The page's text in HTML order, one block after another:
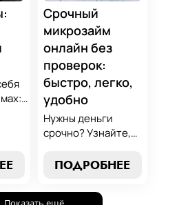
Срочный
микрозайм
онлайн без
проверок:
быстро, легко,
удобно
Нужны деньги
срочно? Узнайте,
срочный
без проверок и
ПОДРОБНЕЕ